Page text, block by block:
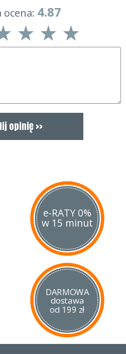
Regulacja ostrości
na mostku między tubusami
lekka, poręcznaobudowa
lornetki na szyi.
4.87
e-RATY 0%
w 15 minut
DARMOWA
dostawa
od 199 zł